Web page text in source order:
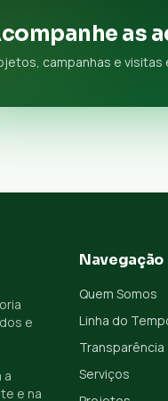
as
campanhas e visitas
e
a
e na
Navegação
Quem Somos
Linha do
Transparência
Serviços